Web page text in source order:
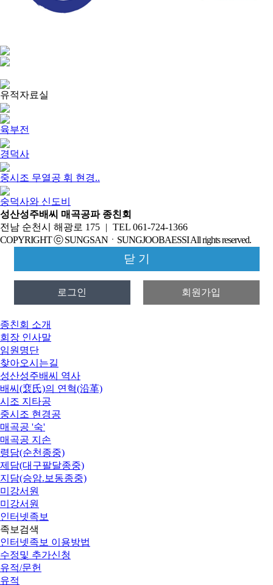
유적자료실
육부전
경덕사
중시조 무열공 휘 현경..
숭덕사와 신도비
성산성주배씨 매곡공파 종친회
전남 순천시 해광로 175 | TEL 061-724-1366
COPYRIGHT ⓒ SUNGSANㆍSUNGJOOBAESSI All rights reserved.
닫 기
로그인 회원가입
종친회 소개
회장 인사말
임원명단
찾아오시는길
성산성주배씨 역사
배씨(裵氏)의 연혁(沿革)
시조 지타공
중시조 현경공
매곡공 '숙'
매곡공 지손
령담(순천종중)
제담(대구팔달종중)
지담(승암.보동종중)
미강서원
미강서원
인터넷족보
족보검색
인터넷족보 이용방법
수정및 추가신청
유적/문헌
유적